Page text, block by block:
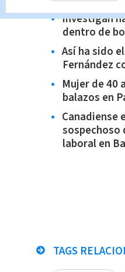
Investigan
dentro de
Así ha sido
Fernández
Mujer de 40
balazos en
Canadiense
sospechoso
laboral en
TAGS